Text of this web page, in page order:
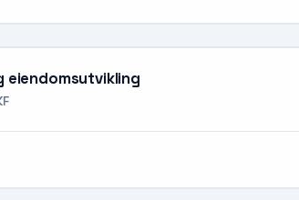
eiendomsutvikling